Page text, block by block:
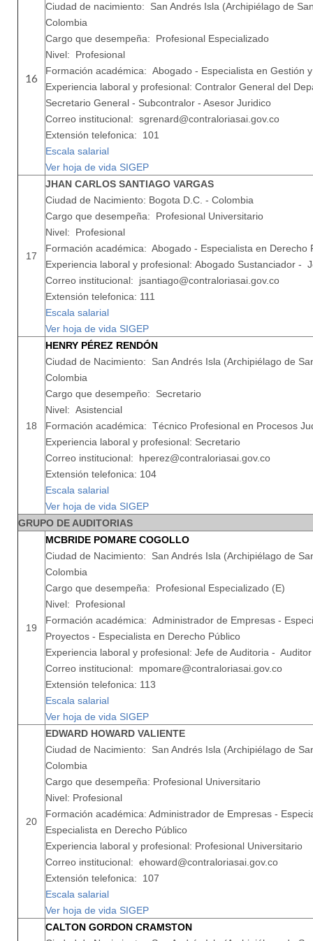
16
Ciudad de nacimiento: San Andrés Isla (Archipiélago de
Colombia
Cargo que desempeña: Profesional Especializado
Nivel: Profesional
Formación académica: Abogado - Especialista en Gestión
Experiencia laboral y profesional: Contralor General del
Secretario General - Subcontralor - Asesor Juridico
Correo institucional: sgrenard@contraloriasai.gov.co
Extensión telefonica: 101
Escala salarial
Ver hoja de vida SIGEP
17
JHAN CARLOS SANTIAGO VARGAS
Ciudad de Nacimiento: Bogota D.C. - Colombia
Cargo que desempeña: Profesional Universitario
Nivel: Profesional
Formación académica: Abogado - Especialista en Derecho
Experiencia laboral y profesional: Abogado Sustanciador -
Correo institucional: jsantiago@contraloriasai.gov.co
Extensión telefonica: 111
Escala salarial
Ver hoja de vida SIGEP
18
HENRY PÉREZ RENDÓN
Ciudad de Nacimiento: San Andrés Isla (Archipiélago de
Colombia
Cargo que desempeño: Secretario
Nivel: Asistencial
Formación académica: Técnico Profesional en Procesos
Experiencia laboral y profesional: Secretario
Correo institucional: hperez@contraloriasai.gov.co
Extensión telefonica: 104
Escala salarial
Ver hoja de vida SIGEP
GRUPO DE AUDITORIAS
19
MCBRIDE POMARE COGOLLO
Ciudad de Nacimiento: San Andrés Isla (Archipiélago de
Colombia
Cargo que desempeña: Profesional Especializado (E)
Nivel: Profesional
Formación académica: Administrador de Empresas -
Proyectos - Especialista en Derecho Público
Experiencia laboral y profesional: Jefe de Auditoria - Auditor
Correo institucional: mpomare@contraloriasai.gov.co
Extensión telefonica: 113
Escala salarial
Ver hoja de vida SIGEP
20
EDWARD HOWARD VALIENTE
Ciudad de Nacimiento: San Andrés Isla (Archipiélago de
Colombia
Cargo que desempeña: Profesional Universitario
Nivel: Profesional
Formación académica: Administrador de Empresas -
Especialista en Derecho Público
Experiencia laboral y profesional: Profesional Universitario
Correo institucional: ehoward@contraloriasai.gov.co
Extensión telefonica: 107
Escala salarial
Ver hoja de vida SIGEP
CALTON GORDON CRAMSTON